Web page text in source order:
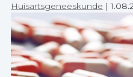
Huisartsgeneeskunde |